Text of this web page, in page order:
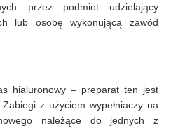
przez podmiot udzielający
lub osobę wykonującą zawód
– preparat ten jest
z użyciem wypełniaczy na
należące do jednych z